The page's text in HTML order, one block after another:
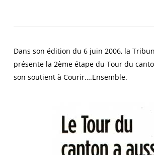
Dans son édition du 6 juin 2006, la
présente la 2ème étape du Tour du
son soutient à Courir….Ensemble.